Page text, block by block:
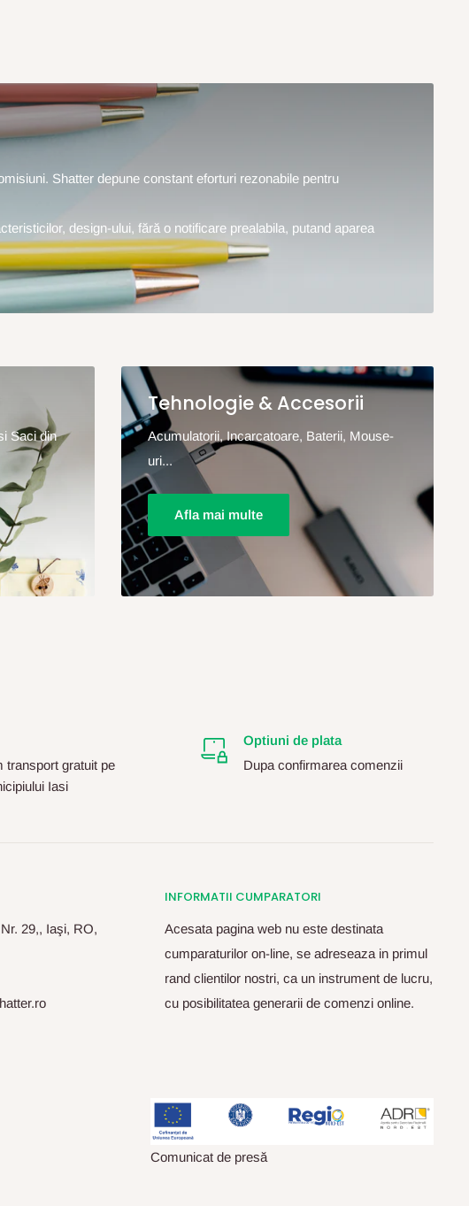
Shatter depune constant eforturi rezonabile pentru
design-ului, fără o notificare prealabila, putand aparea
Saci din
Tehnologie & Accesorii
Acumulatorii, Incarcatoare, Baterii, Mouse-
uri...
Afla mai multe
transport gratuit pe
Iasi
Optiuni de plata
Dupa confirmarea comenzii
29,, Iaşi, RO,
INFORMATII CUMPARATORI
Acesata pagina web nu este destinata
cumparaturilor on-line, se adreseaza in primul
rand clientilor nostri, ca un instrument de lucru,
cu posibilitatea generarii de comenzi online.
Comunicat de presă